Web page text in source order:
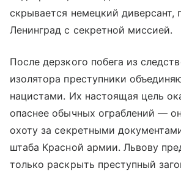
скрывается немецкий
Ленинград с секретной миссией.
После дерзкого побега из
изолятора преступники
нацистами. Их настоящая цель
опаснее обычных ограблений —
охоту за секретными
штаба Красной армии. Львову
только раскрыть преступный